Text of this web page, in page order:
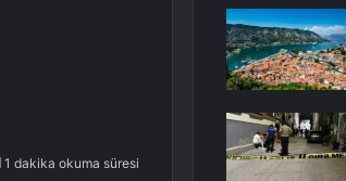
1 dakika okuma süresi